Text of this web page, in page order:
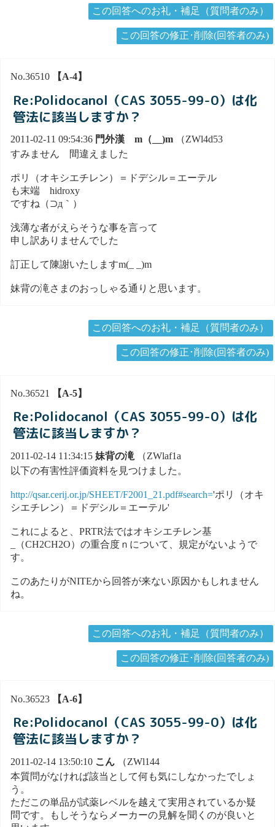
この回答へのお礼・補足（質問者のみ）
この回答の修正･削除(回答者のみ)
No.36510 【A-4】
Re:Polidocanol（CAS 3055-99-0）は化
管法に該当しますか？
2011-02-11 09:54:36 門外漢 m（__)m （ZWl4d53
すみません 間違えました
ポリ（オキシエチレン）＝ドデシル＝エーテル
も末端 hidroxy
ですね（⊃д｀）
浅薄な者がえらそうな事を言って
申し訳ありませんでした
訂正して陳謝いたしますm(_ _)m
妹背の滝さまのおっしゃる通りと思います。
この回答へのお礼・補足（質問者のみ）
この回答の修正･削除(回答者のみ)
No.36521 【A-5】
Re:Polidocanol（CAS 3055-99-0）は化
管法に該当しますか？
2011-02-14 11:34:15 妹背の滝 （ZWlaf1a
以下の有害性評価資料を見つけました。
http://qsar.cerij.or.jp/SHEET/F2001_21.pdf#search='ポリ（オキ
シエチレン）＝ドデシル＝エーテル'
これによると、PRTR法ではオキシエチレン基
_（CH2CH2O）の重合度ｎについて、規定がないようで
す。
このあたりがNITEから回答が来ない原因かもしれません
ね。
この回答へのお礼・補足（質問者のみ）
この回答の修正･削除(回答者のみ)
No.36523 【A-6】
Re:Polidocanol（CAS 3055-99-0）は化
管法に該当しますか？
2011-02-14 13:50:10 こん （ZWl144
本質問がなければ該当として何も気にしなかったでしょ
う。
ただこの単品が試薬レベルを越えて実用されているか疑
問です。もしそうならメーカーの見解を聞くのが良いと